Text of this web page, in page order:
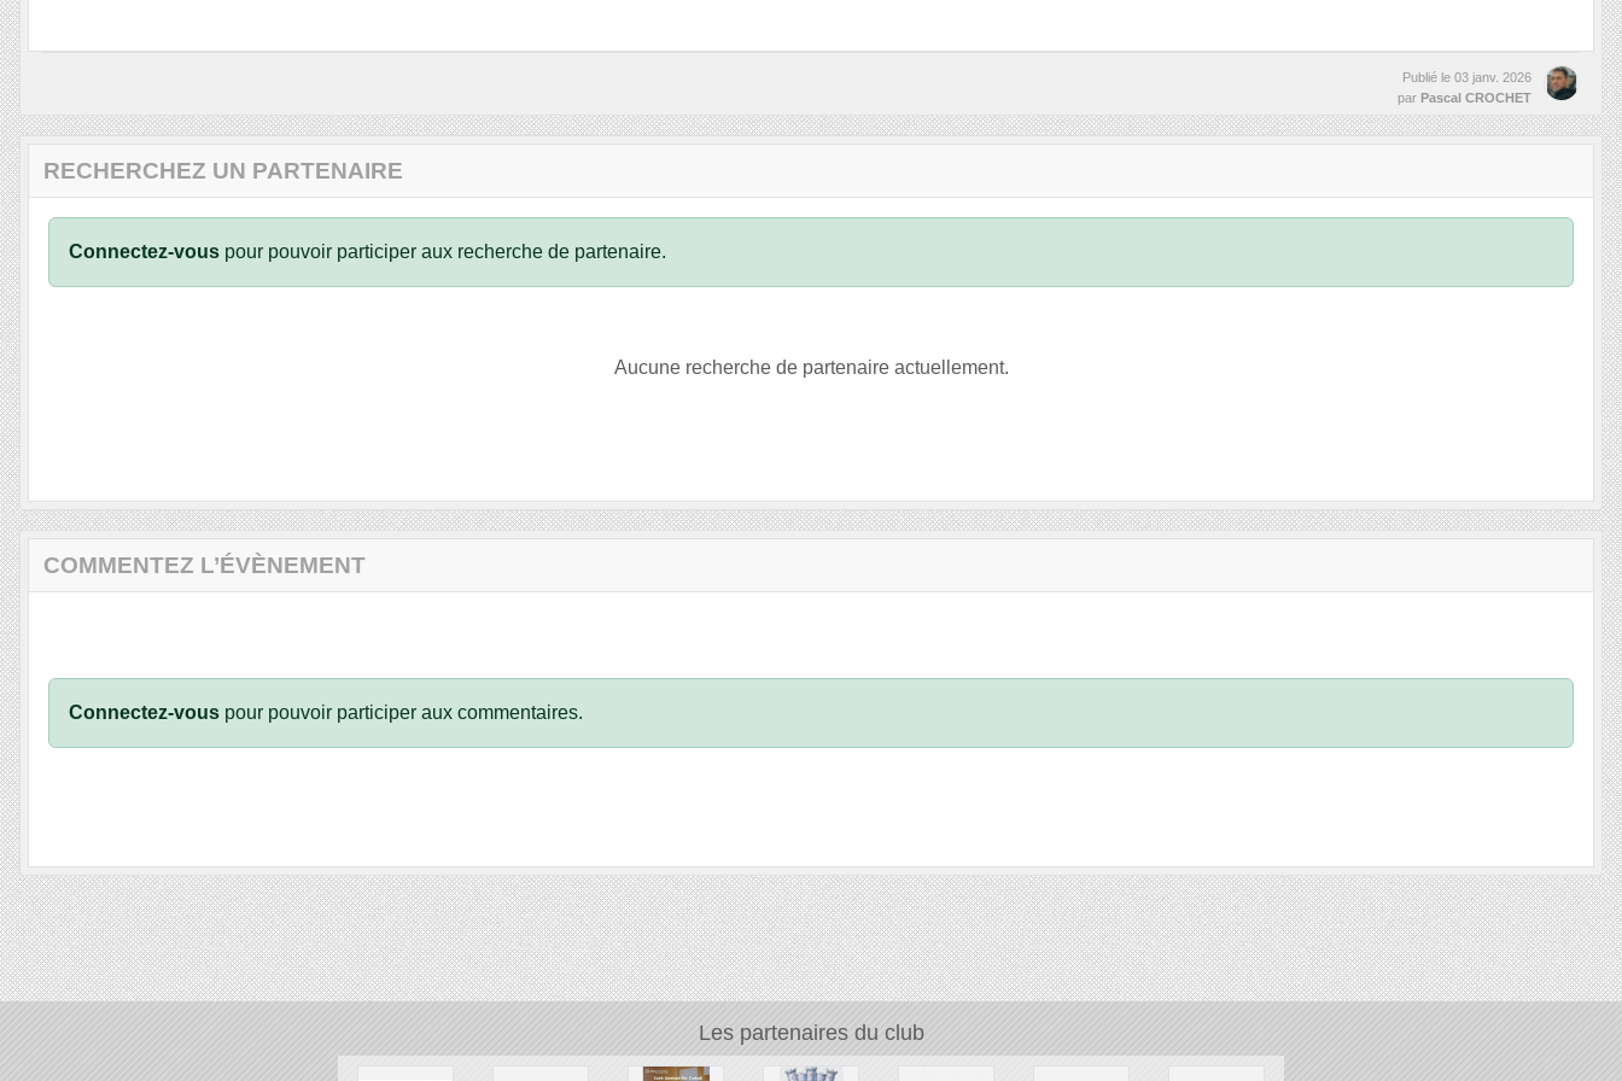
Publié le 03 janv. 2026
par Pascal CROCHET
RECHERCHEZ UN PARTENAIRE
Connectez-vous pour pouvoir participer aux recherche de partenaire.
Aucune recherche de partenaire actuellement.
COMMENTEZ L’ÉVÈNEMENT
Connectez-vous pour pouvoir participer aux commentaires.
Les partenaires du club